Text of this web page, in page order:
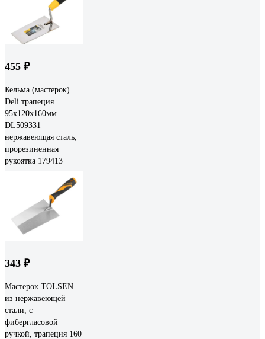
455 ₽
Кельма (мастерок)
Deli трапеция
95x120x160мм
DL509331
нержавеющая сталь,
прорезиненная
рукоятка 179413
343 ₽
Мастерок TOLSEN
из нержавеющей
стали, с
фибергласовой
ручкой, трапеция 160